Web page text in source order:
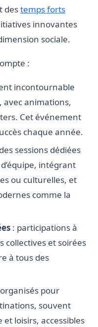
destemps forts
innovantes
sociale.
:
incontournable
avec animations,
Cet événement
chaque année.
sessions dédiées
intégrant
ou culturelles, et
comme la
: participations à
collectives et soirées
à tous des
pour
souvent
loisirs, accessibles